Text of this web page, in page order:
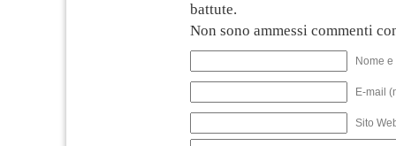
battute.
Non sono ammessi commenti
Nome
E-mail
Sito